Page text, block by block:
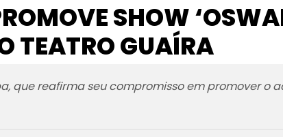
SHOW
TEATRO GUAÍRA
que reafirma seu compromisso em promover o